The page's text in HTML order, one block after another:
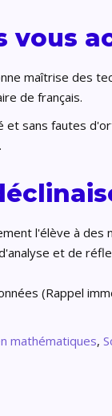
vous
maîtrise des
de français.
sans fautes
l'élève à des
et de
(Rappel
mathématiques,